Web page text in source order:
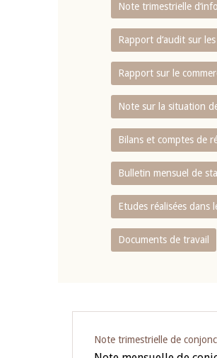
Note trimestrielle
Rapport d‘audit sur
Rapport sur le
Note sur la situation
Bilans et comptes de
Bulletin mensuel de
Etudes réalisées dans
Documents de travail
Note trimestrielle de